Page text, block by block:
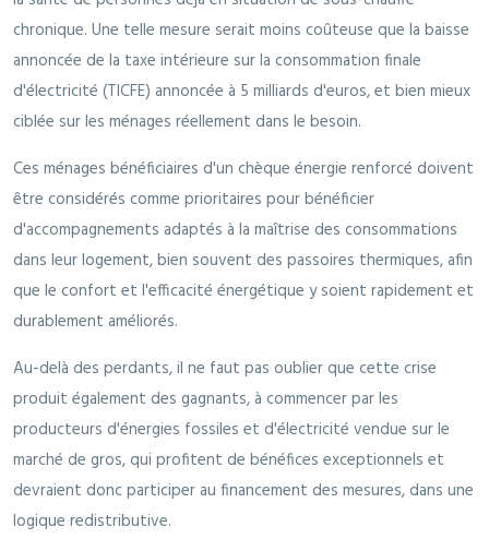
chronique. Une telle mesure serait moins coûteuse que la baisse
annoncée de la taxe intérieure sur la consommation finale
d'électricité (TICFE) annoncée à 5 milliards d'euros, et bien mieux
ciblée sur les ménages réellement dans le besoin.
Ces ménages bénéficiaires d'un chèque énergie renforcé doivent
être considérés comme prioritaires pour bénéficier
d'accompagnements adaptés à la maîtrise des consommations
dans leur logement, bien souvent des passoires thermiques, afin
que le confort et l'efficacité énergétique y soient rapidement et
durablement améliorés.
Au-delà des perdants, il ne faut pas oublier que cette crise
produit également des gagnants, à commencer par les
producteurs d'énergies fossiles et d'électricité vendue sur le
marché de gros, qui profitent de bénéfices exceptionnels et
devraient donc participer au financement des mesures, dans une
logique redistributive.